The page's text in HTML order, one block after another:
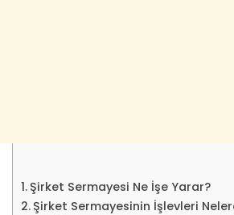
Şirket Sermayesi Ne İşe Yarar?
Şirket Sermayesinin İşlevleri